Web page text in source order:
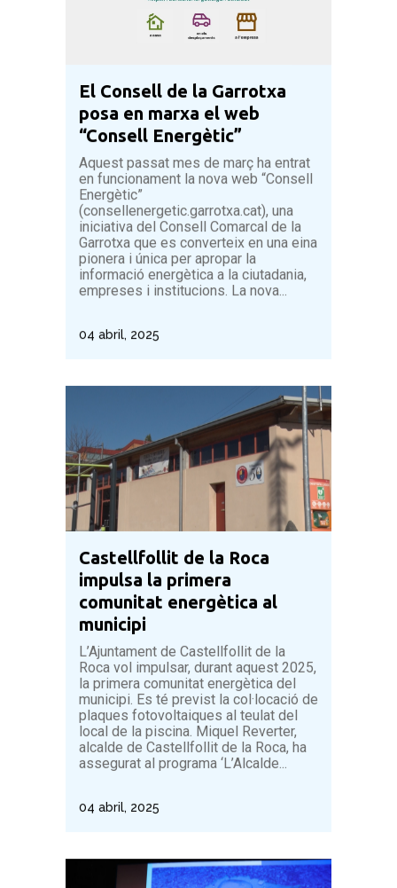
El Consell de la Garrotxa
posa en marxa el web
“Consell Energètic”
Aquest passat mes de març ha entrat
en funcionament la nova web “Consell
Energètic”
(consellenergetic.garrotxa.cat), una
iniciativa del Consell Comarcal de la
Garrotxa que es converteix en una eina
pionera i única per apropar la
informació energètica a la ciutadania,
empreses i institucions. La nova...
04 abril, 2025
Castellfollit de la Roca
impulsa la primera
comunitat energètica al
municipi
L’Ajuntament de Castellfollit de la
Roca vol impulsar, durant aquest 2025,
la primera comunitat energètica del
municipi. Es té previst la col·locació de
plaques fotovoltaiques al teulat del
local de la piscina. Miquel Reverter,
alcalde de Castellfollit de la Roca, ha
assegurat al programa ‘L’Alcalde...
04 abril, 2025